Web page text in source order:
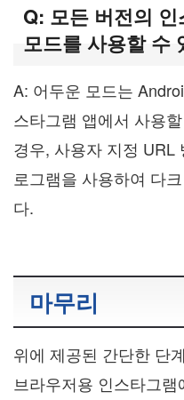
Q: 모든 버전의
모드를 사용할 수
A: 어두운 모드는
스타그램 앱에서 사용
경우, 사용자 지정 URL
로그램을 사용하여 다
다.
마무리
위에 제공된 간단한 단
브라우저용 인스타그